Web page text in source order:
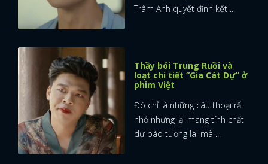
Trâm Anh quyết định kết ...
Thầy bói Trung Ruồi và
loạt chi tiết “Gia Cát Dự” ở
phim Việt
Đó chỉ là những câu thoại rất
nhỏ nhưng lại mang tính chất
dự báo tương lai mà ...